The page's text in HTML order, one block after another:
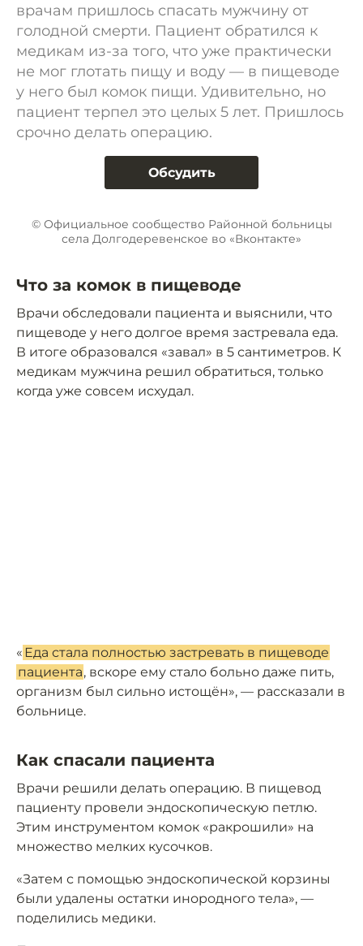
врачам пришлось спасать мужчину от
голодной смерти. Пациент обратился к
медикам из-за того, что уже практически
не мог глотать пищу и воду — в пищеводе
у него был комок пищи. Удивительно, но
пациент терпел это целых 5 лет. Пришлось
срочно делать операцию.
Обсудить
© Официальное сообщество Районной больницы
села Долгодеревенское во «Вконтакте»
Что за комок в пищеводе
Врачи обследовали пациента и выяснили, что
пищеводе у него долгое время застревала еда.
В итоге образовался «завал» в 5 сантиметров. К
медикам мужчина решил обратиться, только
когда уже совсем исхудал.
« Еда стала полностью застревать в пищеводе
пациента, вскоре ему стало больно даже пить,
организм был сильно истощён», — рассказали в
больнице.
Как спасали пациента
Врачи решили делать операцию. В пищевод
пациенту провели эндоскопическую петлю.
Этим инструментом комок «ракрошили» на
множество мелких кусочков.
«Затем с помощью эндоскопической корзины
были удалены остатки инородного тела», —
поделились медики.